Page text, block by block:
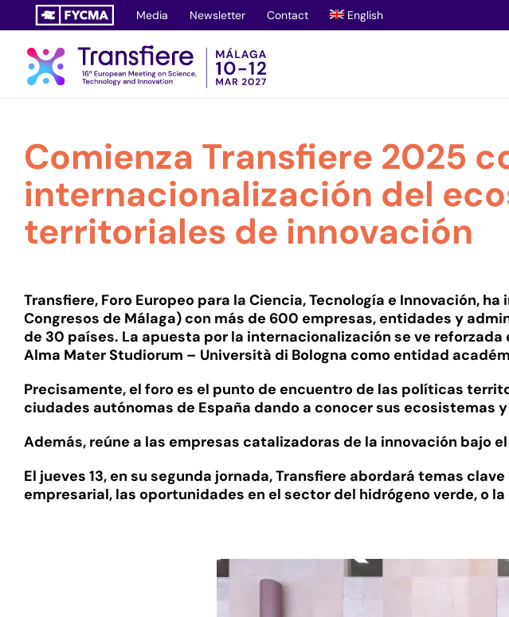
to
content
Media Newsletter Contact English
Comienza Transfiere 2025
internacionalización del
territoriales de innovación
Transfiere, Foro Europeo para la Ciencia, Tecnología e Innovación,
Congresos de Málaga) con más de 600 empresas, entidades y
de 30 países. La apuesta por la internacionalización se ve
Alma Mater Studiorum – Università di Bologna como entidad
Precisamente, el foro es el punto de encuentro de las políticas
ciudades autónomas de España dando a conocer sus ecosistemas
Además, reúne a las empresas catalizadoras de la innovación bajo
El jueves 13, en su segunda jornada, Transfiere abordará temas
empresarial, las oportunidades en el sector del hidrógeno verde, o